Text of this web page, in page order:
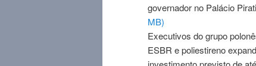
governador no Palácio
MB)
Executivos do grupo
ESBR e poliestireno